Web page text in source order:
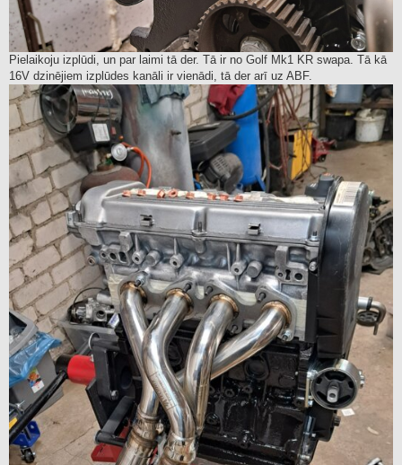
Pielaikoju izplūdi, un par laimi tā der. Tā ir no Golf Mk1 KR swapa. Tā kā
16V dzinējiem izplūdes kanāli ir vienādi, tā der arī uz ABF.